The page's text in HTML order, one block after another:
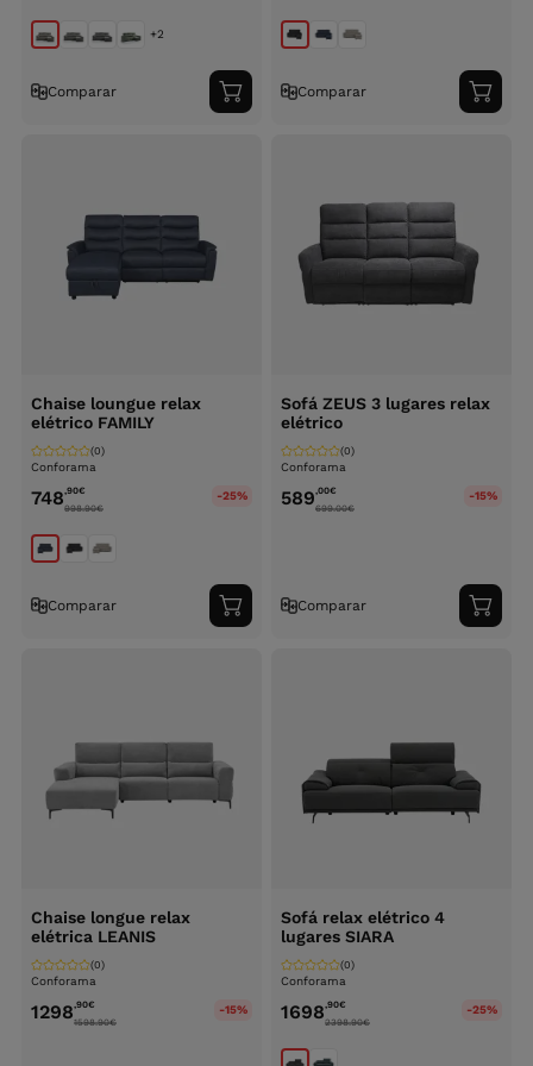
+2
Comparar
Adicionar
ao
Comparar
ao
Chaise loungue relax
elétrico FAMILY
Conforama
(0)
748,90€
998.90€
-25%
Comparar
Adicionar
ao
Sofá ZEUS 3 lugares relax
elétrico
Conforama
(0)
589,00€
699.00€
-15%
Comparar
ao
Chaise longue relax
elétrica LEANIS
Conforama
(0)
1298,90€
1598.90€
-15%
Sofá relax elétrico 4
lugares SIARA
Conforama
(0)
1698,90€
2398.90€
-25%